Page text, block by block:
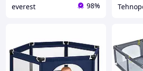
everest 98%